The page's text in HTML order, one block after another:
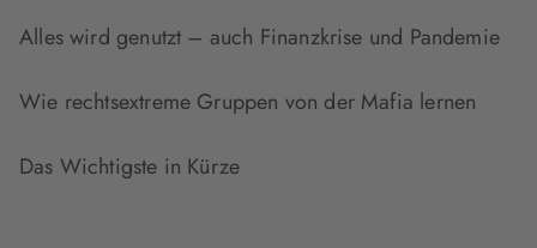
Alles wird genutzt – auch Finanzkrise und Pandemie
Wie rechtsextreme Gruppen von der Mafia lernen
Das Wichtigste in Kürze